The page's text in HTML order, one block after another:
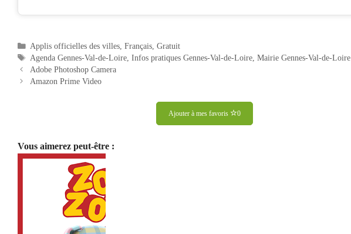
Catégories
Applis officielles des villes,Français,Gratuit
Étiquettes
Agenda Gennes-Val-de-Loire,Infos pratiques Gennes-Val-de-Loire,Mairie Gennes-Val-de-Loire
Navigation
des
Adobe Photoshop Camera
Amazon Prime Video
Ajouter à mes favoris 0
Vous aimerez peut-être :